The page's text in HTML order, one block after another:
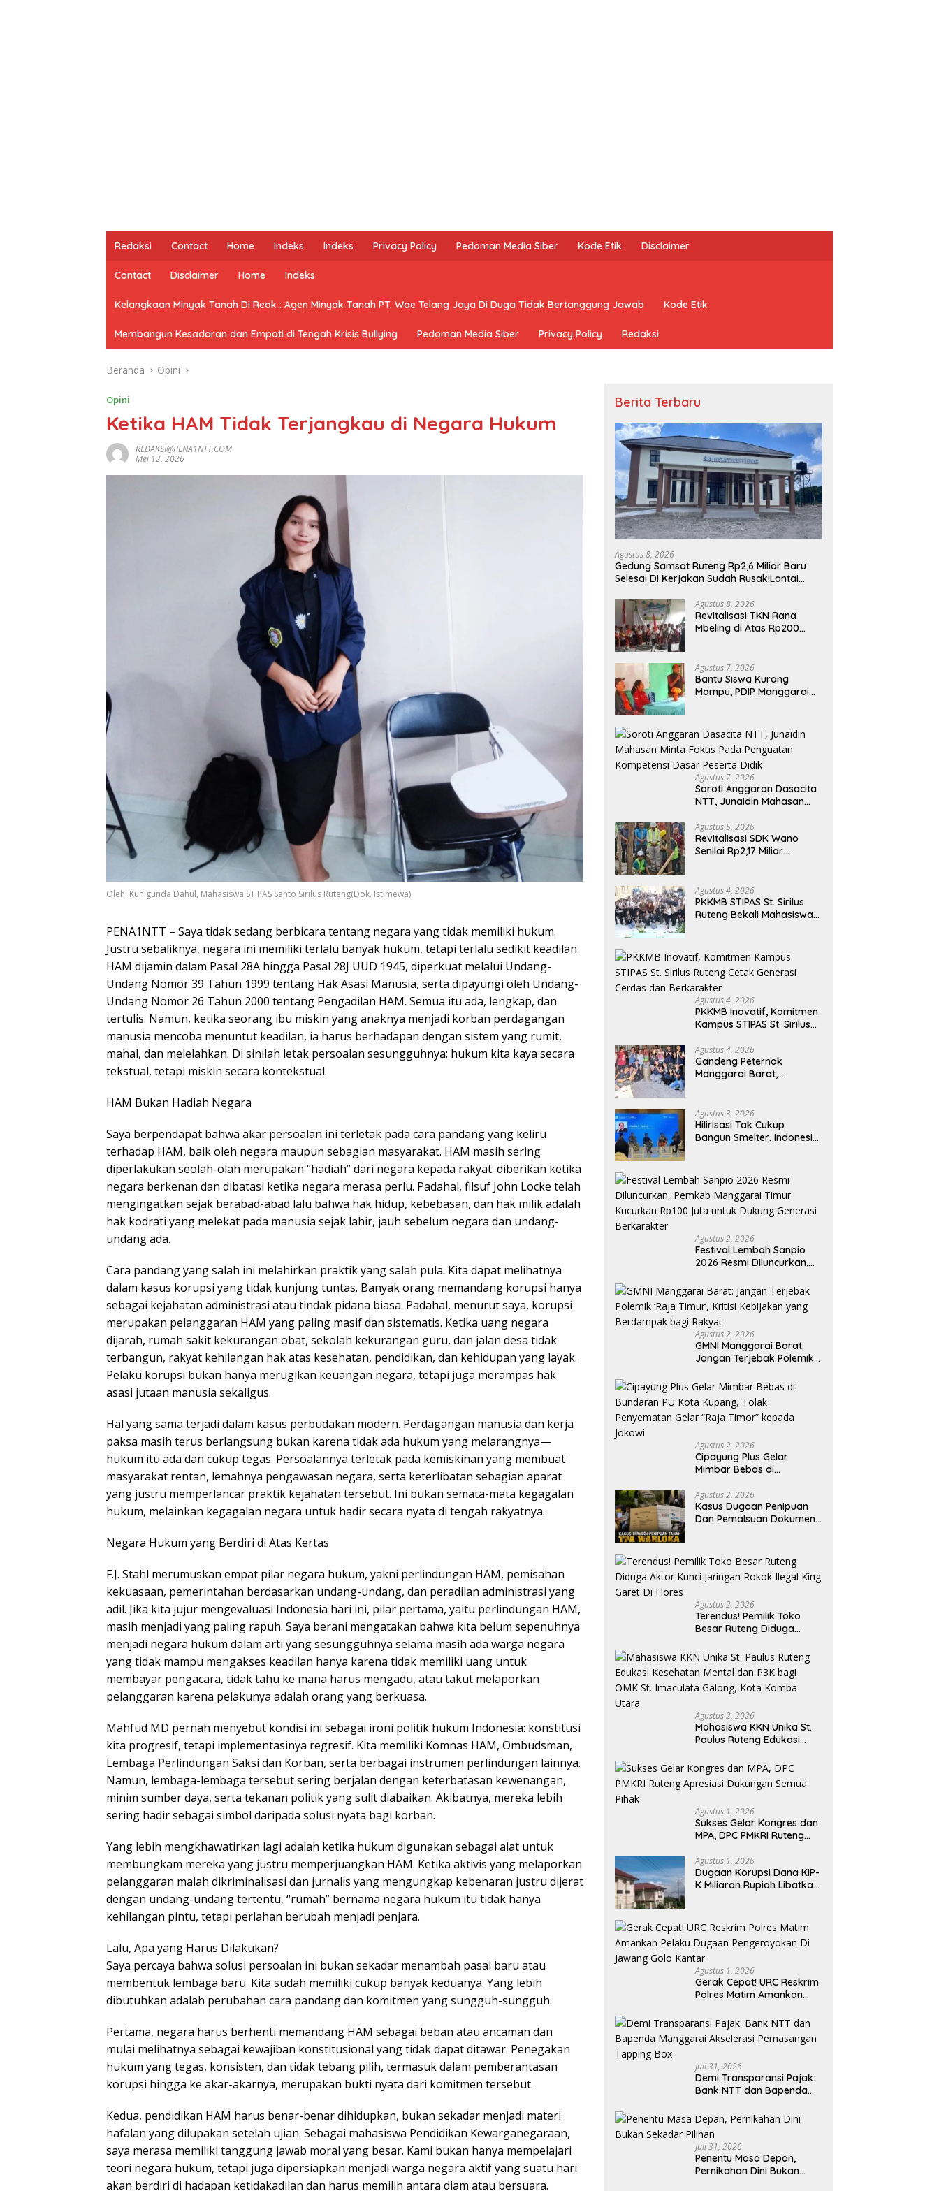
Redaksi Contact Home Indeks Indeks Privacy Policy Pedoman Media Siber Kode Etik Disclaimer
Contact Disclaimer Home Indeks
Kelangkaan Minyak Tanah Di Reok : Agen Minyak Tanah PT. Wae Telang Jaya Di Duga Tidak Bertanggung Jawab Kode Etik
Membangun Kesadaran dan Empati di Tengah Krisis Bullying Pedoman Media Siber Privacy Policy Redaksi
Beranda Opini
Opini
Ketika HAM Tidak Terjangkau di Negara Hukum
REDAKSI@PENA1NTT.COM
Mei 12, 2026
Oleh: Kunigunda Dahul, Mahasiswa STIPAS Santo Sirilus Ruteng(Dok. Istimewa)
PENA1NTT – Saya tidak sedang berbicara tentang negara yang tidak memiliki hukum.
Justru sebaliknya, negara ini memiliki terlalu banyak hukum, tetapi terlalu sedikit keadilan.
HAM dijamin dalam Pasal 28A hingga Pasal 28J UUD 1945, diperkuat melalui Undang-
Undang Nomor 39 Tahun 1999 tentang Hak Asasi Manusia, serta dipayungi oleh Undang-
Undang Nomor 26 Tahun 2000 tentang Pengadilan HAM. Semua itu ada, lengkap, dan
tertulis. Namun, ketika seorang ibu miskin yang anaknya menjadi korban perdagangan
manusia mencoba menuntut keadilan, ia harus berhadapan dengan sistem yang rumit,
mahal, dan melelahkan. Di sinilah letak persoalan sesungguhnya: hukum kita kaya secara
tekstual, tetapi miskin secara kontekstual.
HAM Bukan Hadiah Negara
Saya berpendapat bahwa akar persoalan ini terletak pada cara pandang yang keliru
terhadap HAM, baik oleh negara maupun sebagian masyarakat. HAM masih sering
diperlakukan seolah-olah merupakan “hadiah” dari negara kepada rakyat: diberikan ketika
negara berkenan dan dibatasi ketika negara merasa perlu. Padahal, filsuf John Locke telah
mengingatkan sejak berabad-abad lalu bahwa hak hidup, kebebasan, dan hak milik adalah
hak kodrati yang melekat pada manusia sejak lahir, jauh sebelum negara dan undang-
undang ada.
Cara pandang yang salah ini melahirkan praktik yang salah pula. Kita dapat melihatnya
dalam kasus korupsi yang tidak kunjung tuntas. Banyak orang memandang korupsi hanya
sebagai kejahatan administrasi atau tindak pidana biasa. Padahal, menurut saya, korupsi
merupakan pelanggaran HAM yang paling masif dan sistematis. Ketika uang negara
dijarah, rumah sakit kekurangan obat, sekolah kekurangan guru, dan jalan desa tidak
terbangun, rakyat kehilangan hak atas kesehatan, pendidikan, dan kehidupan yang layak.
Pelaku korupsi bukan hanya merugikan keuangan negara, tetapi juga merampas hak
asasi jutaan manusia sekaligus.
Hal yang sama terjadi dalam kasus perbudakan modern. Perdagangan manusia dan kerja
paksa masih terus berlangsung bukan karena tidak ada hukum yang melarangnya—
hukum itu ada dan cukup tegas. Persoalannya terletak pada kemiskinan yang membuat
masyarakat rentan, lemahnya pengawasan negara, serta keterlibatan sebagian aparat
yang justru memperlancar praktik kejahatan tersebut. Ini bukan semata-mata kegagalan
hukum, melainkan kegagalan negara untuk hadir secara nyata di tengah rakyatnya.
Negara Hukum yang Berdiri di Atas Kertas
F.J. Stahl merumuskan empat pilar negara hukum, yakni perlindungan HAM, pemisahan
kekuasaan, pemerintahan berdasarkan undang-undang, dan peradilan administrasi yang
adil. Jika kita jujur mengevaluasi Indonesia hari ini, pilar pertama, yaitu perlindungan HAM,
masih menjadi yang paling rapuh. Saya berani mengatakan bahwa kita belum sepenuhnya
menjadi negara hukum dalam arti yang sesungguhnya selama masih ada warga negara
yang tidak mampu mengakses keadilan hanya karena tidak memiliki uang untuk
membayar pengacara, tidak tahu ke mana harus mengadu, atau takut melaporkan
pelanggaran karena pelakunya adalah orang yang berkuasa.
Mahfud MD pernah menyebut kondisi ini sebagai ironi politik hukum Indonesia: konstitusi
kita progresif, tetapi implementasinya regresif. Kita memiliki Komnas HAM, Ombudsman,
Lembaga Perlindungan Saksi dan Korban, serta berbagai instrumen perlindungan lainnya.
Namun, lembaga-lembaga tersebut sering berjalan dengan keterbatasan kewenangan,
minim sumber daya, serta tekanan politik yang sulit diabaikan. Akibatnya, mereka lebih
sering hadir sebagai simbol daripada solusi nyata bagi korban.
Yang lebih mengkhawatirkan lagi adalah ketika hukum digunakan sebagai alat untuk
membungkam mereka yang justru memperjuangkan HAM. Ketika aktivis yang melaporkan
pelanggaran malah dikriminalisasi dan jurnalis yang mengungkap kebenaran justru dijerat
dengan undang-undang tertentu, “rumah” bernama negara hukum itu tidak hanya
kehilangan pintu, tetapi perlahan berubah menjadi penjara.
Lalu, Apa yang Harus Dilakukan?
Saya percaya bahwa solusi persoalan ini bukan sekadar menambah pasal baru atau
membentuk lembaga baru. Kita sudah memiliki cukup banyak keduanya. Yang lebih
dibutuhkan adalah perubahan cara pandang dan komitmen yang sungguh-sungguh.
Pertama, negara harus berhenti memandang HAM sebagai beban atau ancaman dan
mulai melihatnya sebagai kewajiban konstitusional yang tidak dapat ditawar. Penegakan
hukum yang tegas, konsisten, dan tidak tebang pilih, termasuk dalam pemberantasan
korupsi hingga ke akar-akarnya, merupakan bukti nyata dari komitmen tersebut.
Kedua, pendidikan HAM harus benar-benar dihidupkan, bukan sekadar menjadi materi
hafalan yang dilupakan setelah ujian. Sebagai mahasiswa Pendidikan Kewarganegaraan,
saya merasa memiliki tanggung jawab moral yang besar. Kami bukan hanya mempelajari
teori negara hukum, tetapi juga dipersiapkan menjadi warga negara aktif yang suatu hari
akan berdiri di hadapan ketidakadilan dan harus memilih antara diam atau bersuara.
Berita Terbaru
Agustus 8, 2026
Gedung Samsat Ruteng Rp2,6 Miliar Baru
Selesai Di Kerjakan Sudah Rusak!Lantai
Agustus 8, 2026
Revitalisasi TKN Rana
Mbeling di Atas Rp200
Desa
Agustus 7, 2026
Bantu Siswa Kurang
Mampu, PDIP Manggarai
Agustus 7, 2026
Soroti Anggaran Dasacita
NTT, Junaidin Mahasan
Penguatan Kompetensi
Dasar Peserta Didik
Agustus 5, 2026
Revitalisasi SDK Wano
Senilai Rp2,17 Miliar
Pendidikan di Manggarai
Timur
Agustus 4, 2026
PKKMB STIPAS St. Sirilus
Ruteng Bekali Mahasiswa
Organisasi
Agustus 4, 2026
PKKMB Inovatif, Komitmen
Kampus STIPAS St. Sirilus
Cerdas dan Berkarakter
Agustus 4, 2026
Gandeng Peternak
Manggarai Barat,
Pakan Fermentasi
Agustus 3, 2026
Hilirisasi Tak Cukup
Bangun Smelter, Indonesia
Agustus 2, 2026
Festival Lembah Sanpio
2026 Resmi Diluncurkan,
Kucurkan Rp100 Juta
untuk Dukung Generasi
Berkarakter
Agustus 2, 2026
GMNI Manggarai Barat:
Jangan Terjebak Polemik
Kebijakan yang
Berdampak bagi Rakyat
Agustus 2, 2026
Cipayung Plus Gelar
Mimbar Bebas di
Kupang, Tolak
Penyematan Gelar “Raja
Timor” kepada Jokowi
Agustus 2, 2026
Kasus Dugaan Penipuan
Dan Pemalsuan Dokumen
Gelar Perkara,
Penyelidikan Polres
Manggarai Barat
Agustus 2, 2026
Terendus! Pemilik Toko
Besar Ruteng Diduga
Rokok Ilegal King Garet Di
Flores
Agustus 2, 2026
Mahasiswa KKN Unika St.
Paulus Ruteng Edukasi
bagi OMK St. Imaculata
Galong, Kota Komba
Utara
Agustus 1, 2026
Sukses Gelar Kongres dan
MPA, DPC PMKRI Ruteng
Semua Pihak
Agustus 1, 2026
Dugaan Korupsi Dana KIP-
K Miliaran Rupiah Libatkan
Agustus 1, 2026
Gerak Cepat! URC Reskrim
Polres Matim Amankan
Pengeroyokan Di Jawang
Golo Kantar
Juli 31, 2026
​Demi Transparansi Pajak:
Bank NTT dan Bapenda
Pemasangan Tapping Box
Juli 31, 2026
Penentu Masa Depan,
Pernikahan Dini Bukan